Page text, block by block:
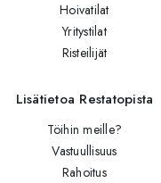
Hoivatilat
Yritystilat
Risteilijät
Lisätietoa Restatopista
Töihin meille?
Vastuullisuus
Rahoitus